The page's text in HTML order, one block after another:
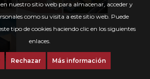
nuestro sitio web para almacenar, acceder y
como su visita a este sitio web. Puede
tipo de cookies haciendo clic en los siguientes
enlaces.
Rechazar Más información